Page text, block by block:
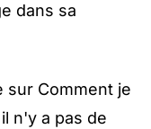
dans sa
sur Comment je
n'y a pas de